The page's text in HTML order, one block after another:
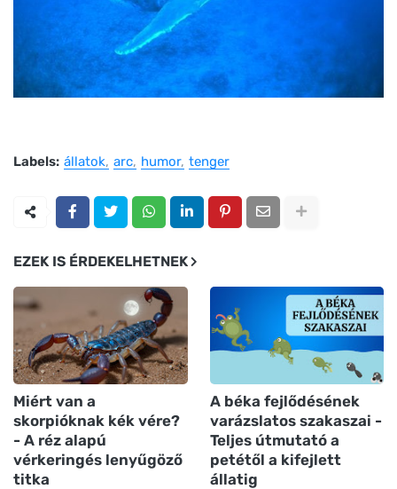
Labels: állatok arc humor tenger
EZEK IS ÉRDEKELHETNEK
Miért van a
skorpióknak kék vére?
- A réz alapú
vérkeringés lenyűgöző
titka
A béka fejlődésének
varázslatos szakaszai -
Teljes útmutató a
petétől a kifejlett
állatig